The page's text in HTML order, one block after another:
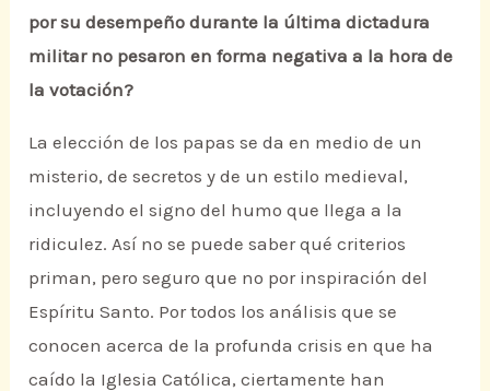
por su desempeño durante la última dictadura
militar no pesaron en forma negativa a la hora de
la votación?
La elección de los papas se da en medio de un
misterio, de secretos y de un estilo medieval,
incluyendo el signo del humo que llega a la
ridiculez. Así no se puede saber qué criterios
priman, pero seguro que no por inspiración del
Espíritu Santo. Por todos los análisis que se
conocen acerca de la profunda crisis en que ha
caído la Iglesia Católica, ciertamente han